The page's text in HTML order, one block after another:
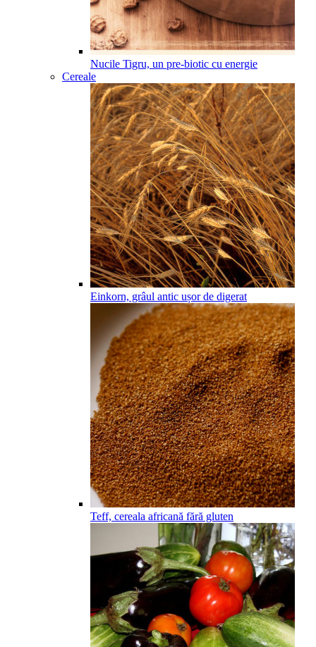
Nucile Tigru, un pre-biotic cu energie
Cereale
Einkorn, grâul antic ușor de digerat
Teff, cereala africană fără gluten